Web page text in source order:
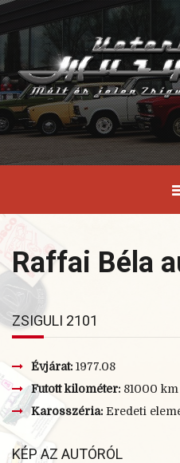
Raffai Béla
ZSIGULI 2101
Évjárat: 1977.08
Futott kilométer: 81000 km
Karosszéria: Eredeti
KÉP AZ AUTÓRÓL